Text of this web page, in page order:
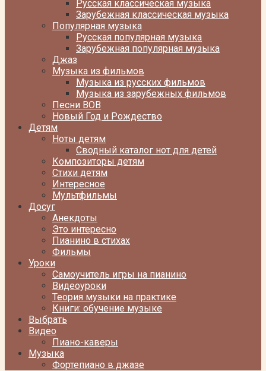
Русская классическая музыка
Зарубежная классическая музыка
Популярная музыка
Русская популярная музыка
Зарубежная популярная музыка
Джаз
Музыка из фильмов
Музыка из русских фильмов
Музыка из зарубежных фильмов
Песни ВОВ
Новый Год и Рождество
Детям
Ноты детям
Сводный каталог нот для детей
Композиторы детям
Стихи детям
Интересное
Мультфильмы
Досуг
Анекдоты
Это интересно
Пианино в стихах
Фильмы
Уроки
Самоучитель игры на пианино
Видеоуроки
Теория музыки на практике
Книги: обучение музыке
Выбрать
Видео
Пиано-каверы
Музыка
Фортепиано в джазе